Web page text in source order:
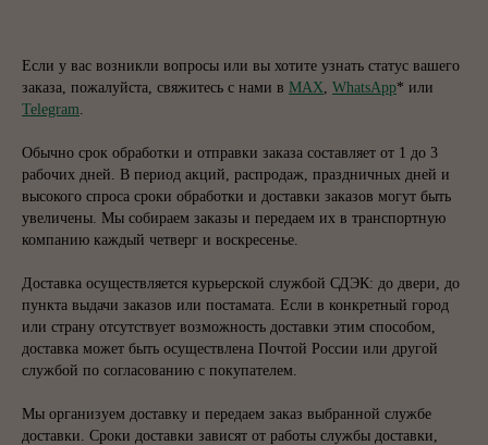
Если у вас возникли вопросы или вы хотите узнать статус вашего
заказа, пожалуйста, свяжитесь с нами в MAX, WhatsApp* или
Telegram.
Обычно срок обработки и отправки заказа составляет от 1 до 3
рабочих дней. В период акций, распродаж, праздничных дней и
высокого спроса сроки обработки и доставки заказов могут быть
увеличены. Мы собираем заказы и передаем их в транспортную
компанию каждый четверг и воскресенье.
Доставка осуществляется курьерской службой СДЭК: до двери, до
пункта выдачи заказов или постамата. Если в конкретный город
или страну отсутствует возможность доставки этим способом,
доставка может быть осуществлена Почтой России или другой
службой по согласованию с покупателем.
Мы организуем доставку и передаем заказ выбранной службе
доставки. Сроки доставки зависят от работы службы доставки,